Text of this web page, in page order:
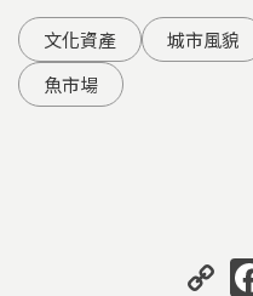
文化資產 城市風貌
魚市場
C